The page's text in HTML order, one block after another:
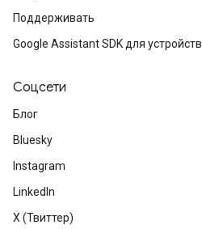
Поддерживать
Google Assistant SDK для устройств
Соцсети
Блог
Bluesky
Instagram
LinkedIn
X (Твиттер)